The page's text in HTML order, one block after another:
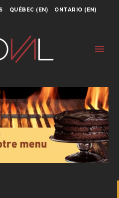
QUÉBEC (EN) ONTARIO (EN)